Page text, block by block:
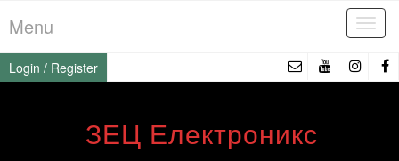
to
the
content
Menu
Login / Register
ЗЕЦ Електроникс